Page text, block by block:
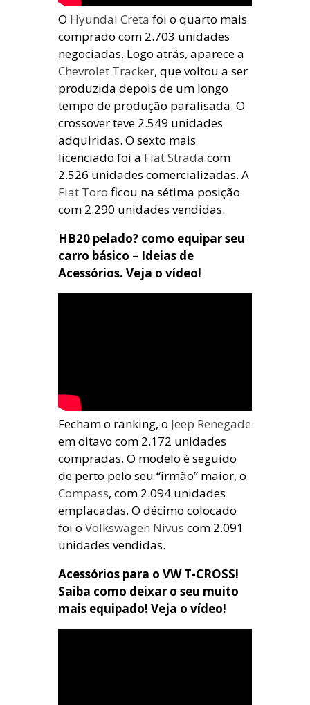
O Hyundai Creta foi o quarto mais
comprado com 2.703 unidades
negociadas. Logo atrás, aparece a
Chevrolet Tracker, que voltou a ser
produzida depois de um longo
tempo de produção paralisada. O
crossover teve 2.549 unidades
adquiridas. O sexto mais
licenciado foi a Fiat Strada com
2.526 unidades comercializadas. A
Fiat Toro ficou na sétima posição
com 2.290 unidades vendidas.
HB20 pelado? como equipar seu
carro básico – Ideias de
Acessórios. Veja o vídeo!
Fecham o ranking, o Jeep Renegade
em oitavo com 2.172 unidades
compradas. O modelo é seguido
de perto pelo seu “irmão” maior, o
Compass, com 2.094 unidades
emplacadas. O décimo colocado
foi o Volkswagen Nivus com 2.091
unidades vendidas.
Acessórios para o VW T-CROSS!
Saiba como deixar o seu muito
mais equipado! Veja o vídeo!